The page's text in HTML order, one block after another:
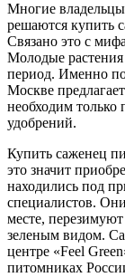
Многие
решаются купить
Связано это с
Молодые
период. Именно
Москве
необходим только
удобрений.
Купить саженец
это значит
находились под
специалистов.
месте,
зеленым видом.
центре «Feel
питомниках